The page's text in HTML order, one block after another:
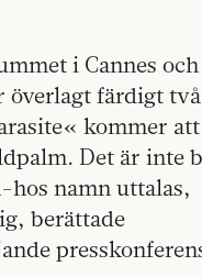
i Cannes och
överlagt färdigt två
kommer
Det är inte
hos namn uttalas,
berättade